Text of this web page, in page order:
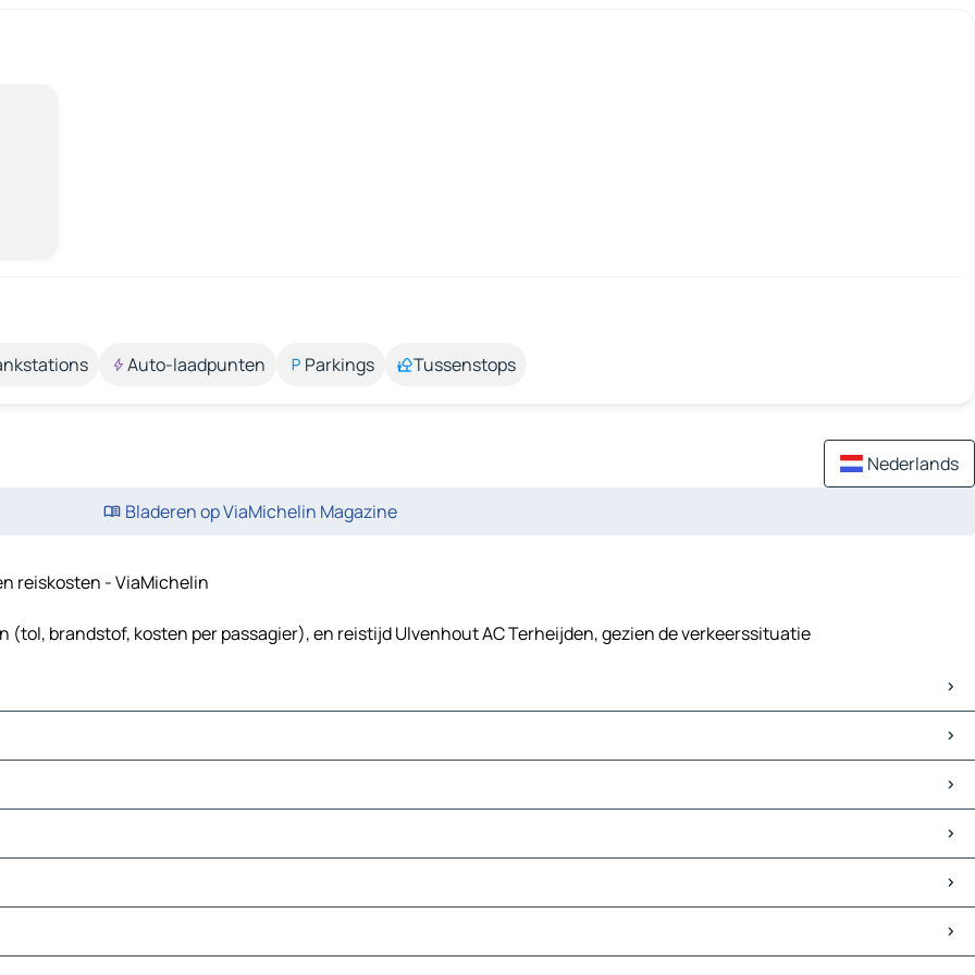
Auto-laadpunten Parkings Tussenstops
Nederlands
Bladeren op ViaMichelin Magazine
reiskosten - ViaMichelin
brandstof, kosten per passagier), en reistijd Ulvenhout AC Terheijden, gezien de verkeerssituatie